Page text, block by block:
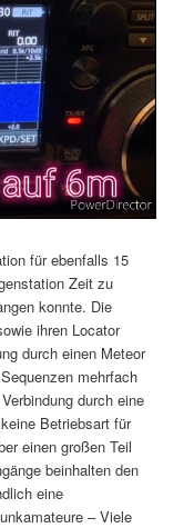
für ebenfalls 15
Zeit zu
konnte. Die
ihren Locator
durch einen Meteor
mehrfach
durch eine
Betriebsart für
einen großen Teil
beinhalten den
eine
– Viele